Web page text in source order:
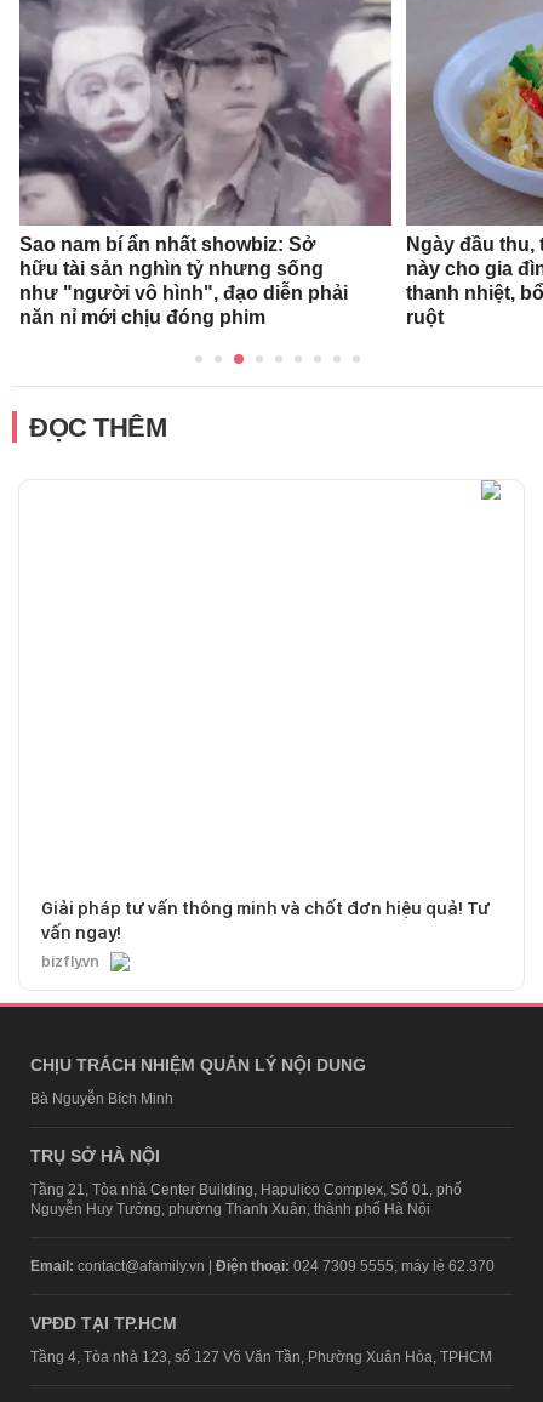
Sao nam bí ẩn nhất showbiz: Sở
hữu tài sản nghìn tỷ nhưng sống
như "người vô hình", đạo diễn phải
năn nỉ mới chịu đóng phim
Ngày đầu
này cho gia
thanh nhiệt,
ruột
ĐỌC THÊM
Giải pháp tư vấn thông minh và chốt đơn hiệu quả! Tư
vấn ngay!
bizfly.vn
CHỊU TRÁCH NHIỆM QUẢN LÝ NỘI DUNG
Bà Nguyễn Bích Minh
TRỤ SỞ HÀ NỘI
Tầng 21, Tòa nhà Center Building, Hapulico Complex, Số 01, phố
Nguyễn Huy Tưởng, phường Thanh Xuân, thành phố Hà Nội
Email: contact@afamily.vn | Điện thoại: 024 7309 5555, máy lẻ 62.370
VPĐD TẠI TP.HCM
Tầng 4, Tòa nhà 123, số 127 Võ Văn Tần, Phường Xuân Hòa, TPHCM